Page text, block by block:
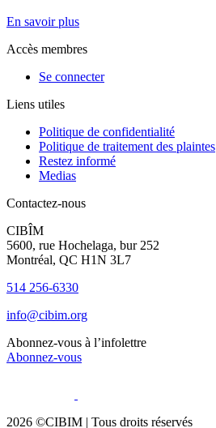
En savoir plus
Accès membres
Se connecter
Liens utiles
Politique de confidentialité
Politique de traitement des plaintes
Restez informé
Medias
Contactez-nous
CIBÎM
5600, rue Hochelaga, bur 252
Montréal, QC H1N 3L7
514 256-6330
info@cibim.org
Abonnez-vous à l’infolettre
Abonnez-vous
2026 ©CIBIM | Tous droits réservés